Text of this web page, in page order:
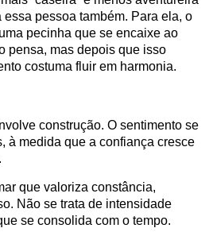
pessoa também. Para ela, o
pecinha que se encaixe ao
pensa, mas depois que isso
costuma fluir em harmonia.
construção. O sentimento se
à medida que a confiança cresce
que valoriza constância,
Não se trata de intensidade
se consolida com o tempo.